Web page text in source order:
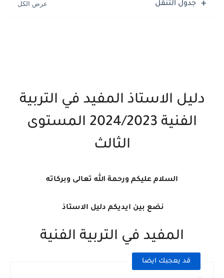
جدول التنقل
دليل الاستاذ المفيد في التربية
الفنية 2024/2023 المستوى
الثالث
السلام عليكم ورحمة الله تعالى وبركاته
نضع بين ايديكم دليل الاستاذ
المفيد في التربية الفنية
قد يعجبك ايضا